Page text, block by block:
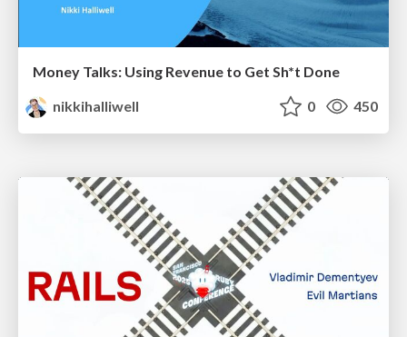
Money Talks: Using Revenue to Get Sh*t Done
nikkihalliwell
0 450